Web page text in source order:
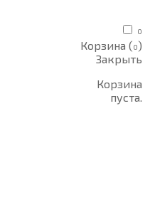
0
Корзина (0)
Закрыть
Корзина
пуста.